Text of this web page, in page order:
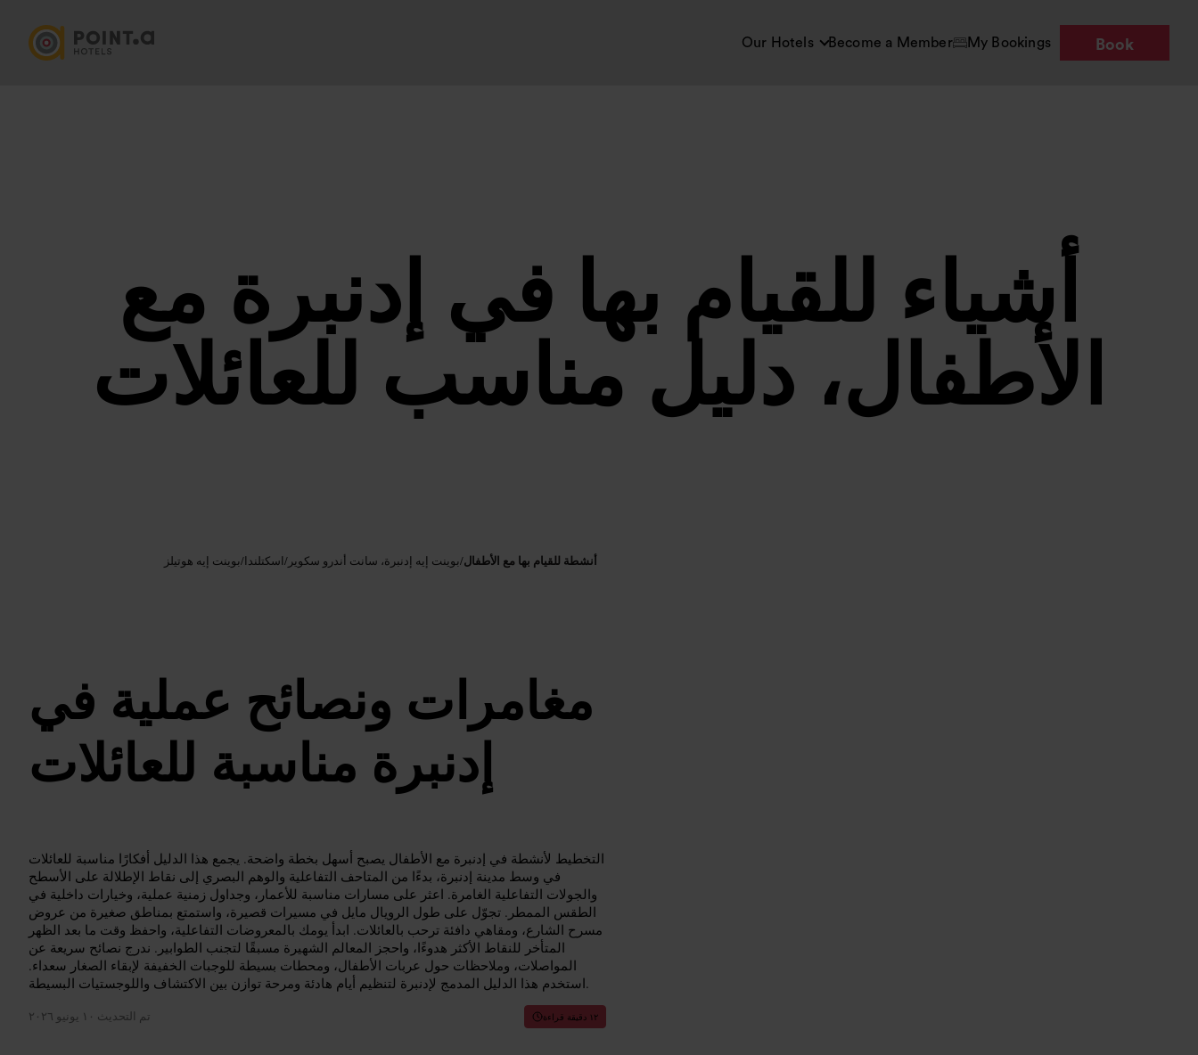
Our Hotels Become a Member My Bookings Book
أشياء للقيام بها في إدنبرة مع
الأطفال، دليل مناسب للعائلات
بوينت إيه هوتيلز/اسكتلندا/ بوينت إيه إدنبرة، سانت أندرو سكوير/أنشطة للقيام بها مع الأطفال
مغامرات ونصائح عملية في
إدنبرة مناسبة للعائلات
التخطيط لأنشطة في إدنبرة مع الأطفال يصبح أسهل بخطة واضحة. يجمع هذا الدليل أفكارًا مناسبة للعائلات
في وسط مدينة إدنبرة، بدءًا من المتاحف التفاعلية والوهم البصري إلى نقاط الإطلالة على الأسطح
والجولات التفاعلية الغامرة. اعثر على مسارات مناسبة للأعمار، وجداول زمنية عملية، وخيارات داخلية في
الطقس الممطر. تجوّل على طول الرويال مايل في مسيرات قصيرة، واستمتع بمناطق صغيرة من عروض
مسرح الشارع، ومقاهي دافئة ترحب بالعائلات. ابدأ يومك بالمعروضات التفاعلية، واحفظ وقت ما بعد الظهر
المتأخر للنقاط الأكثر هدوءًا، واحجز المعالم الشهيرة مسبقًا لتجنب الطوابير. ندرج نصائح سريعة عن
المواصلات، وملاحظات حول عربات الأطفال، ومحطات بسيطة للوجبات الخفيفة لإبقاء الصغار سعداء.
استخدم هذا الدليل المدمج لإدنبرة لتنظيم أيام هادئة ومرحة توازن بين الاكتشاف واللوجستيات البسيطة.
تم التحديث ١٠ يونيو ٢٠٢٦ ١٢ دقيقة قراءة